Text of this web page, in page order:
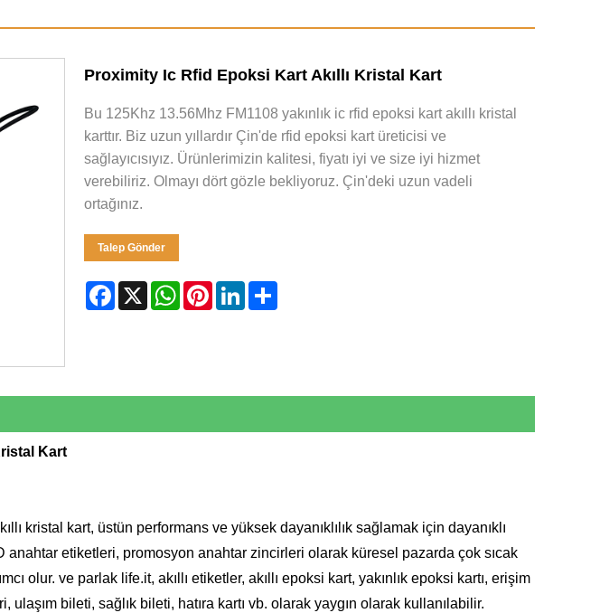
Proximity Ic Rfid Epoksi Kart Akıllı Kristal Kart
Bu 125Khz 13.56Mhz FM1108 yakınlık ic rfid epoksi kart akıllı kristal
karttır. Biz uzun yıllardır Çin'de rfid epoksi kart üreticisi ve
sağlayıcısıyız. Ürünlerimizin kalitesi, fiyatı iyi ve size iyi hizmet
verebiliriz. Olmayı dört gözle bekliyoruz. Çin'deki uzun vadeli
ortağınız.
Talep Gönder
Facebook
X WhatsApp
PinterestLinkedInShare
Kart
kristal kart, üstün performans ve yüksek dayanıklılık sağlamak için dayanıklı
anahtar etiketleri, promosyon anahtar zincirleri olarak küresel pazarda çok sıcak
olur. ve parlak life.it, akıllı etiketler, akıllı epoksi kart, yakınlık epoksi kartı, erişim
bileti, sağlık bileti, hatıra kartı vb. olarak yaygın olarak kullanılabilir.